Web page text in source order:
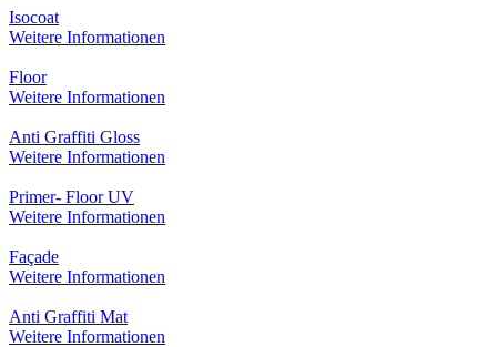
Isocoat
Weitere Informationen
Floor
Weitere Informationen
Anti Graffiti Gloss
Weitere Informationen
Primer- Floor UV
Weitere Informationen
Façade
Weitere Informationen
Anti Graffiti Mat
Weitere Informationen